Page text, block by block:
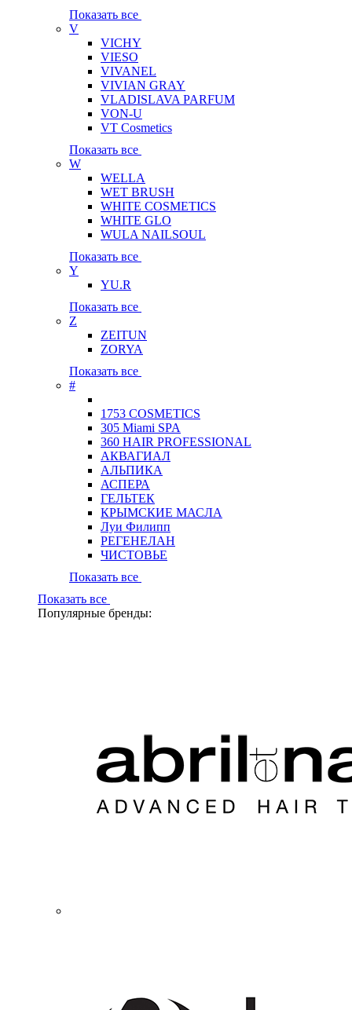
Показать все
V
VICHY
VIESO
VIVANEL
VIVIAN GRAY
VLADISLAVA PARFUM
VON-U
VT Cosmetics
Показать все
W
WELLA
WET BRUSH
WHITE COSMETICS
WHITE GLO
WULA NAILSOUL
Показать все
Y
YU.R
Показать все
Z
ZEITUN
ZORYA
Показать все
#
1753 COSMETICS
305 Miami SPA
360 HAIR PROFESSIONAL
АКВАГИАЛ
АЛЬПИКА
АСПЕРА
ГЕЛЬТЕК
КРЫМСКИЕ МАСЛА
Луи Филипп
РЕГЕНЕЛАН
ЧИСТОВЬЕ
Показать все
Показать все
Популярные бренды: